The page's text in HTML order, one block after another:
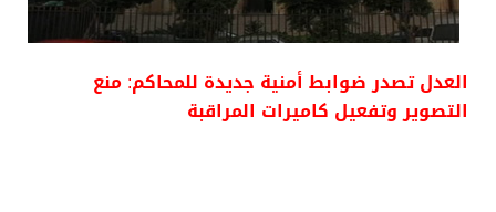
العدل تصدر ضوابط أمنية جديدة للمحاكم: منع
التصوير وتفعيل كاميرات المراقبة